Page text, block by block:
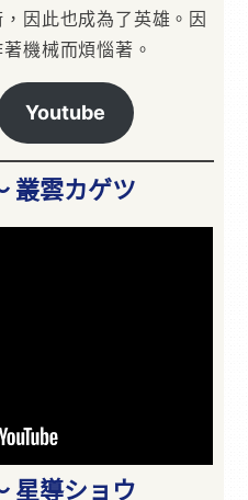
因此也成為了英雄。因
機械而煩惱著。
Youtube
叢雲カゲツ
星導ショウ